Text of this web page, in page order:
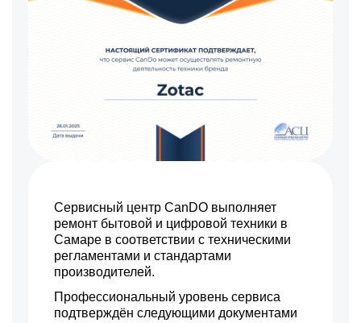
Сервисный центр CanDO выполняет
ремонт бытовой и цифровой техники в
Самаре в соответствии с техническими
регламентами и стандартами
производителей.
Профессиональный уровень сервиса
подтверждён следующими документами